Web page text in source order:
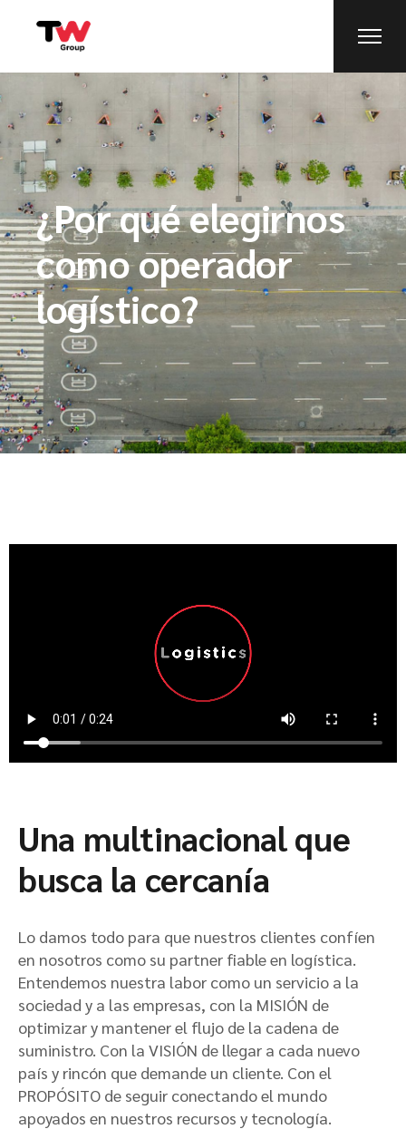
¿Por qué elegirnos
como operador
logístico?
Una multinacional que
busca la cercanía
Lo damos todo para que nuestros clientes confíen
en nosotros como su partner fiable en logística.
Entendemos nuestra labor como un servicio a la
sociedad y a las empresas, con la MISIÓN de
optimizar y mantener el flujo de la cadena de
suministro. Con la VISIÓN de llegar a cada nuevo
país y rincón que demande un cliente. Con el
PROPÓSITO de seguir conectando el mundo
apoyados en nuestros recursos y tecnología.